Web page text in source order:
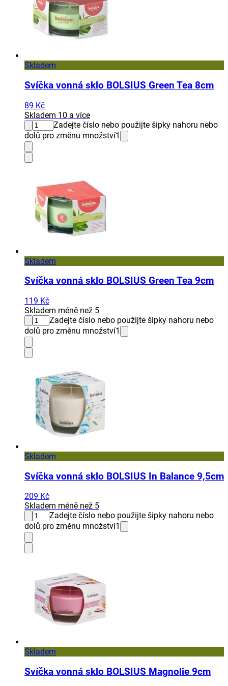
Skladem
Svíčka vonná sklo BOLSIUS Green Tea 8cm
89 Kč
Skladem 10 a více
Zadejte číslo nebo použijte šipky nahoru nebo
dolů pro změnu množství1
Skladem
Svíčka vonná sklo BOLSIUS Green Tea 9cm
119 Kč
Skladem méně než 5
Zadejte číslo nebo použijte šipky nahoru nebo
dolů pro změnu množství1
Skladem
Svíčka vonná sklo BOLSIUS In Balance 9,5cm
209 Kč
Skladem méně než 5
Zadejte číslo nebo použijte šipky nahoru nebo
dolů pro změnu množství1
Skladem
Svíčka vonná sklo BOLSIUS Magnolie 9cm